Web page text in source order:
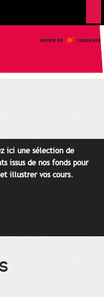
ici une sélection de
issus de nos fonds pour
illustrer vos cours.